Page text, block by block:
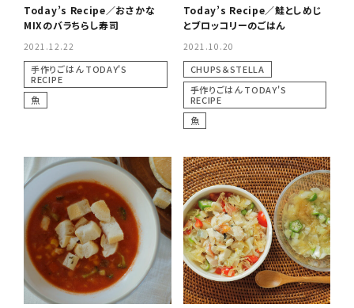
Today’s Recipe／おさかな
MIXのバラちらし寿司
2021.12.22
手作りごはん TODAY'S
RECIPE
魚
Today’s Recipe／鮭としめじ
とブロッコリーのごはん
2021.10.20
CHUPS＆STELLA
手作りごはん TODAY'S
RECIPE
魚